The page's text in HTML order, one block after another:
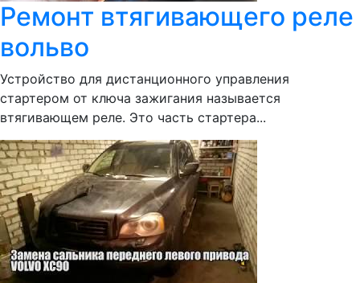
Ремонт втягивающего реле
вольво
Устройство для дистанционного управления
стартером от ключа зажигания называется
втягивающем реле. Это часть стартера...